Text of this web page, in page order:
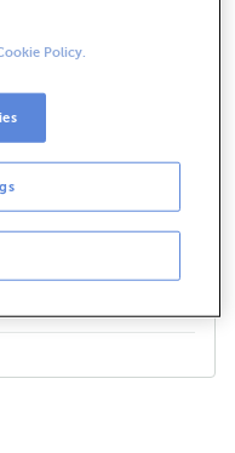
Por
crédito a un TXN
3.000 € en
Policy.